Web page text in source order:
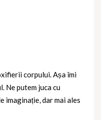
corpului. Așa îmi
Ne putem juca cu
imaginație, dar mai ales